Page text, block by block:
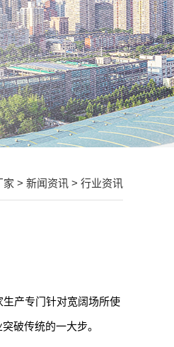
家 > 新闻资讯 > 行业资讯
产专门针对宽阔场所使
破传统的一大步。